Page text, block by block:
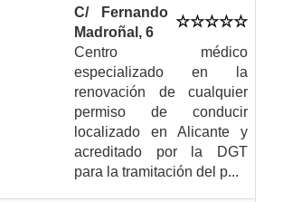
C/ Fernando
Madroñal, 6
Centro médico
especializado en la
renovación de cualquier
permiso de conducir
localizado en Alicante y
acreditado por la DGT
para la tramitación del p...